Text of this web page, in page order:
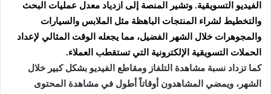
الفيديو التسويقية. وتشير المنصة إلى ازدياد معدل عمليات البحث
والتخطيط لشراء المنتجات الباهظة مثل الملابس والسيارات
والمجوهرات خلال الشهر الفضيل، مما يجعله الوقت المثالي لإعداد
الحملات التسويقية الإلكترونية التي تستقطب العملاء.
كما تزداد نسبة مشاهدة التلفاز ومقاطع الفيديو بشكل كبير خلال
الشهر، ويمضي المشاهدون أوقاتاً أطول في مشاهدة المحتوى